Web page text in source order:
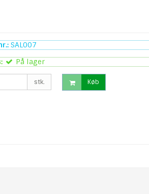
SAL007
På lager
stk. Køb